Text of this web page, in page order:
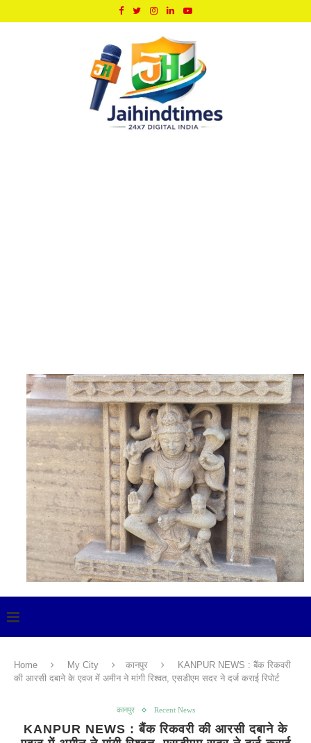
Home My City कानपुर
KANPUR NEWS : बैंक रिकवरी
की आरसी दबाने के एवज में अमीन ने मांगी रिश्वत, एसडीएम सदर ने दर्ज कराई रिपोर्ट
कानपुर Recent News
KANPUR NEWS : बैंक रिकवरी की आरसी दबाने के